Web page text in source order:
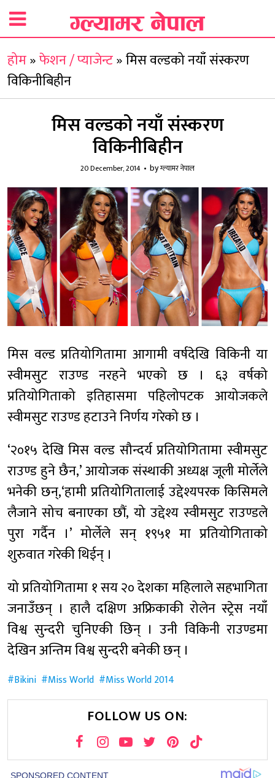
होम»फेशन / प्याजेन्ट»मिस वल्डको नयाँ संस्करण
विकिनीबिहीन
मिस वल्डको नयाँ संस्करण
विकिनीबिहीन
20 December, 2014 byग्ल्यामर नेपाल
मिस वल्ड प्रतियोगितामा आगामी वर्षदेखि विकिनी या
स्वीमसुट राउण्ड नरहने भएको छ । ६३ वर्षको
प्रतियोगिताको इतिहासमा पहिलोपटक आयोजकले
स्वीमसुट राउण्ड हटाउने निर्णय गरेको छ ।
‘२०१५ देखि मिस वल्ड सौन्दर्य प्रतियोगितामा स्वीमसुट
राउण्ड हुने छैन,’ आयोजक संस्थाकी अध्यक्ष जूली मोर्लेले
भनेकी छन्,‘हामी प्रतियोगितालाई उद्देश्यपरक किसिमले
लैजाने सोच बनाएका छौं, यो उद्देश्य स्वीमसुट राउण्डले
पुरा गर्दैन ।’ मोर्लेले सन् १९५१ मा प्रतियोगिताको
शुरुवात गरेकी थिईन् ।
यो प्रतियोगितामा १ सय २० देशका महिलाले सहभागिता
जनाउँछन् । हालै दक्षिण अफ्रिकाकी रोलेन स्ट्रेस नयाँ
विश्व सुन्दरी चुनिएकी छिन् । उनी विकिनी राउण्डमा
देखिन अन्तिम विश्व सुन्दरी बनेकी छन् ।
Bikini Miss World Miss World 2014
FOLLOW US ON: